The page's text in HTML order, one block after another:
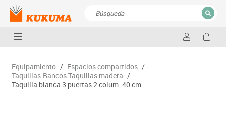
CERRAR
Equipamiento / Espacios compartidos /
Taquillas·Bancos Taquillas madera /
Taquilla blanca 3 puertas 2 colum. 40 cm.